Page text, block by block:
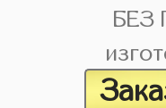
БЕЗ